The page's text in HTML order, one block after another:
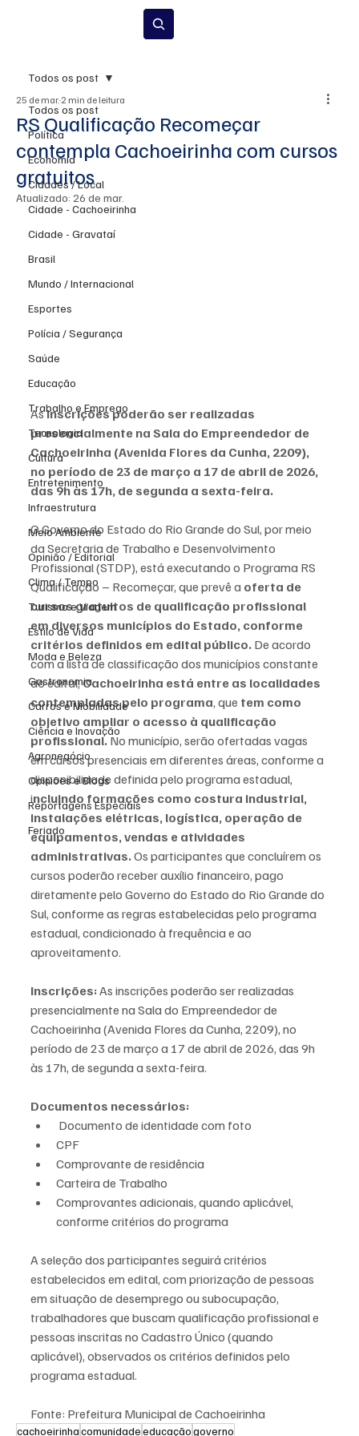
Todos os post
Política
Economia
Cidades / Local
Cidade - Cachoeirinha
Cidade - Gravataí
Brasil
Mundo / Internacional
Esportes
Polícia / Segurança
Saúde
Educação
Trabalho e Emprego
Tecnologia
Cultura
Entretenimento
Infraestrutura
Meio Ambiente
Opinião / Editorial
Clima / Tempo
Turismo e Viagem
Estilo de Vida
Moda e Beleza
Gastronomia
Carros e Mobilidade
Ciência e Inovação
Agronegócio
Opiniões e Blogs
Reportagens Especiais
Feriado
Todos os post
RS Qualificação Recomeçar
contempla Cachoeirinha com cursos
gratuitos
25 de mar. 2 min de leitura
Atualizado: 26 de mar.
As inscrições poderão ser realizadas
presencialmente na Sala do Empreendedor de
Cachoeirinha (Avenida Flores da Cunha, 2209),
no período de 23 de março a 17 de abril de 2026,
das 9h às 17h, de segunda a sexta-feira.
O Governo do Estado do Rio Grande do Sul, por meio
da Secretaria de Trabalho e Desenvolvimento
Profissional (STDP), está executando o Programa RS
Qualificação – Recomeçar, que prevê a oferta de
cursos gratuitos de qualificação profissional
em diversos municípios do Estado, conforme
critérios definidos em edital público. De acordo
com a lista de classificação dos municípios constante
do edital, Cachoeirinha está entre as localidades
contempladas pelo programa, que tem como
objetivo ampliar o acesso à qualificação
profissional. No município, serão ofertadas vagas
em cursos presenciais em diferentes áreas, conforme a
disponibilidade definida pelo programa estadual,
incluindo formações como costura industrial,
instalações elétricas, logística, operação de
equipamentos, vendas e atividades
administrativas. Os participantes que concluírem os
cursos poderão receber auxílio financeiro, pago
diretamente pelo Governo do Estado do Rio Grande do
Sul, conforme as regras estabelecidas pelo programa
estadual, condicionado à frequência e ao
aproveitamento.
Inscrições: As inscrições poderão ser realizadas
presencialmente na Sala do Empreendedor de
Cachoeirinha (Avenida Flores da Cunha, 2209), no
período de 23 de março a 17 de abril de 2026, das 9h
às 17h, de segunda a sexta-feira.
Documentos necessários:
Documento de identidade com foto
CPF
Comprovante de residência
Carteira de Trabalho
Comprovantes adicionais, quando aplicável,
conforme critérios do programa
A seleção dos participantes seguirá critérios
estabelecidos em edital, com priorização de pessoas
em situação de desemprego ou subocupação,
trabalhadores que buscam qualificação profissional e
pessoas inscritas no Cadastro Único (quando
aplicável), observados os critérios definidos pelo
programa estadual.
Fonte: Prefeitura Municipal de Cachoeirinha
cachoeirinhacomunidadeeducaçãogoverno